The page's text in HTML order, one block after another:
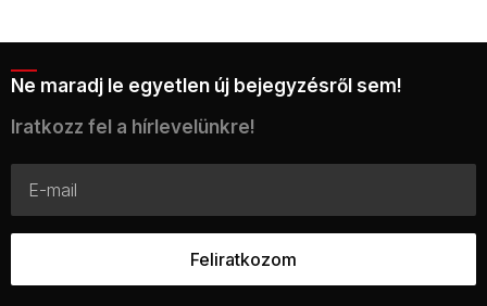
Ne maradj le egyetlen új bejegyzésről sem!
Iratkozz fel a hírlevelünkre!